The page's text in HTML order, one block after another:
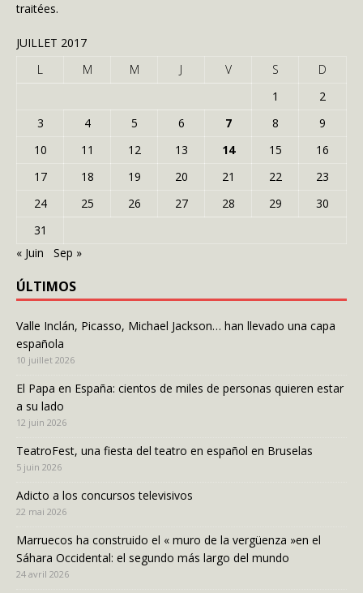
traitées.
JUILLET 2017
L
M M J V S
D
1
2
3
4 5 6 7 8
9
10
11 12 13 14 15
16
17
18 19 20 21 22
23
24
25 26 27 28 29
30
31
« Juin
Sep »
ÚLTIMOS
Valle Inclán, Picasso, Michael Jackson… han llevado una capa
española
10 juillet 2026
El Papa en España: cientos de miles de personas quieren estar
a su lado
12 juin 2026
TeatroFest, una fiesta del teatro en español en Bruselas
5 juin 2026
Adicto a los concursos televisivos
22 mai 2026
Marruecos ha construido el « muro de la vergüenza »en el
Sáhara Occidental: el segundo más largo del mundo
24 avril 2026